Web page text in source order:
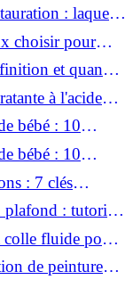
?
: laquelle
?
choisir pour
et quand
à l'acide
bébé : 10
bébé : 10
: 7 clés
plafond : tutoriel
colle fluide pour
de peinture